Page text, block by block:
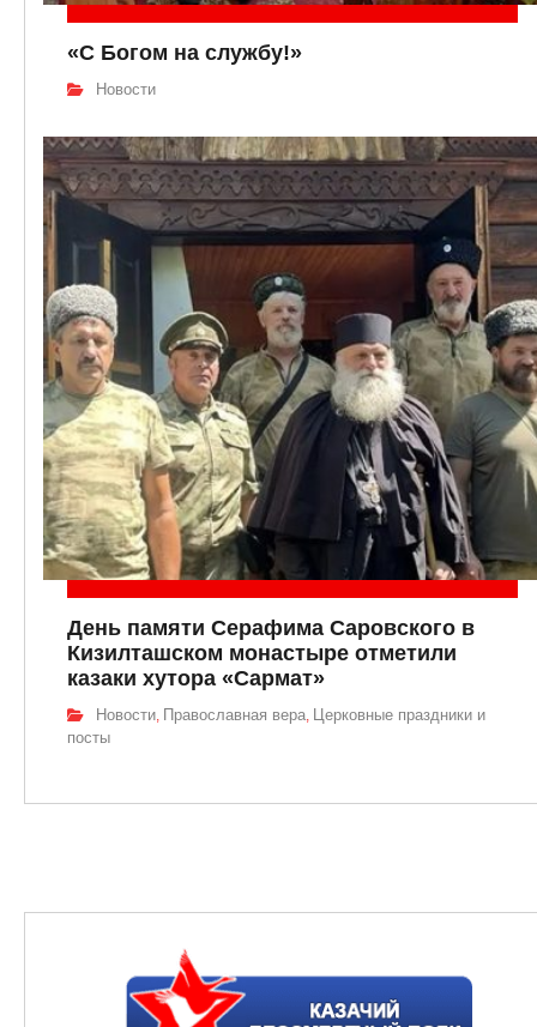
«С Богом на службу!»
Новости
День памяти Серафима Саровского в
Кизилташском монастыре отметили
казаки хутора «Сармат»
Новости, Православная вера, Церковные праздники и
посты